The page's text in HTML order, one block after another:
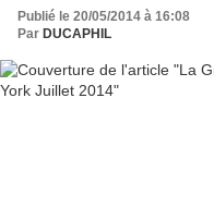
Publié le 20/05/2014 à 16:08
Par DUCAPHIL